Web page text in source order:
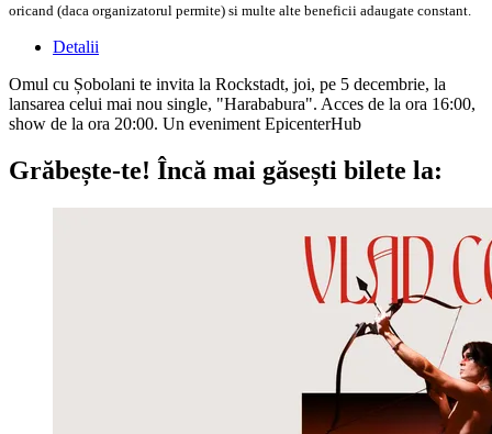
oricand (daca organizatorul permite) si multe alte beneficii adaugate constant.
Detalii
Omul cu Șobolani te invita la Rockstadt, joi, pe 5 decembrie, la
lansarea celui mai nou single, "Harababura". Acces de la ora 16:00,
show de la ora 20:00. Un eveniment EpicenterHub
Grăbește-te! Încă mai găsești bilete la: